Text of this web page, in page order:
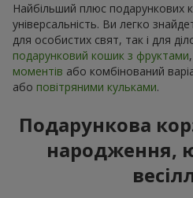
Найбільший плюс подарункових
універсальність. Ви легко
для особистих свят, так і для
подарунковий кошик з фруктами,
моментів або комбінований
або повітряними кульками.
Подарункова
народження,